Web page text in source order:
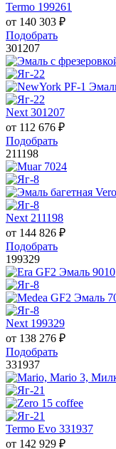
Termo 199261
от 140 303 ₽
Подобрать
301207
Next 301207
от 112 676 ₽
Подобрать
211198
Next 211198
от 144 826 ₽
Подобрать
199329
Next 199329
от 138 276 ₽
Подобрать
331937
Termo Evo 331937
от 142 929 ₽